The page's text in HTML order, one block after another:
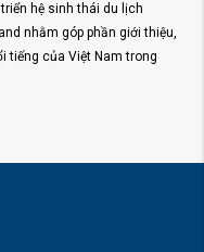
hệ sinh thái du lịch
nhằm góp phần giới thiệu,
tiếng của Việt Nam trong